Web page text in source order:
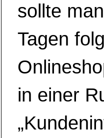
sollte
Tagen
in einer